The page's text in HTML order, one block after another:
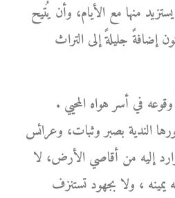
منها مع الأيام، وأن يُتيح
إضافةً جليلةً إلى التراث
في أسر هواه المحيي .
الندية بصبر وثبات، وعرائس
إليه من أقاصي الأرض، لا
، ولا بجهود تستنزف